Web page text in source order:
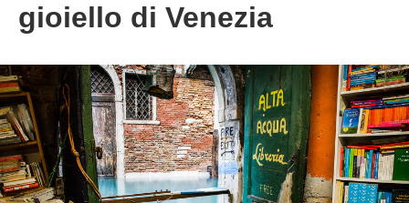
gioiello di Venezia